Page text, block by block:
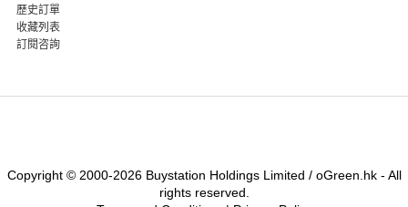
歷史訂單
收藏列表
訂閱咨詢
Copyright © 2000-2026 Buystation Holdings Limited / oGreen.hk - All
rights reserved.